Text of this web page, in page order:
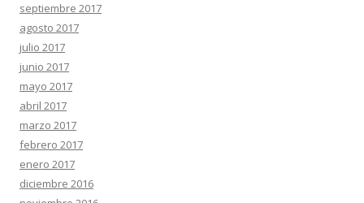
septiembre 2017
agosto 2017
julio 2017
junio 2017
mayo 2017
abril 2017
marzo 2017
febrero 2017
enero 2017
diciembre 2016